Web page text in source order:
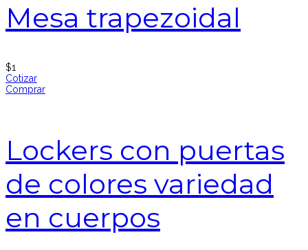
Mesa trapezoidal
$1
Cotizar
Comprar
Lockers con puertas
de colores variedad
en cuerpos